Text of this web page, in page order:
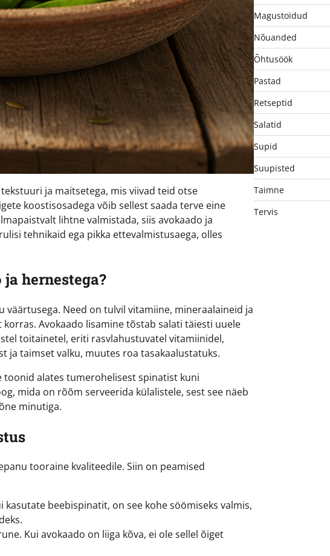
ja maitsetega, mis viivad teid otse
koostisosadega võib sellest saada terve eine
lihtne valmistada, siis avokaado ja
tehnikaid ega pikka ettevalmistusaega, olles
hernestega?
Need on tulvil vitamiine, mineraalaineid ja
Avokaado lisamine tõstab salati täiesti uuele
toitainetel, eriti rasvlahustuvatel vitamiinidel,
ja taimset valku, muutes roa tasakaalustatuks.
toonid alates tumerohelisest spinatist kuni
mida on rõõm serveerida külalistele, sest see näeb
minutiga.
tooraine kvaliteedile. Siin on peamised
beebispinatit, on see kohe söömiseks valmis,
Kui avokaado on liiga kõva, ei ole sellel õiget
Magustoidud
Nõuanded
Õhtusöök
Pastad
Retseptid
Salatid
Supid
Suupisted
Taimne
Tervis